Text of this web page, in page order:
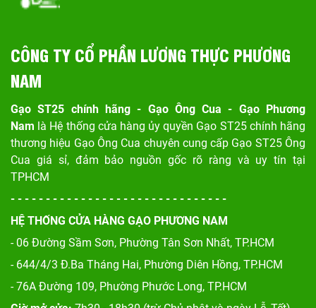
CÔNG TY CỔ PHẦN LƯƠNG THỰC PHƯƠNG
NAM
Gạo ST25 chính hãng - Gạo Ông Cua - Gạo Phương
Nam là Hệ thống cửa hàng ủy quyền Gạo ST25 chính hãng
thương hiệu Gạo Ông Cua chuyên cung cấp Gạo ST25 Ông
Cua giá sỉ, đảm bảo nguồn gốc rõ ràng và uy tín tại
TPHCM
- - - - - - - - - - - - - - - - - - - - - - - - - - - - - - -
HỆ THỐNG CỬA HÀNG GẠO PHƯƠNG NAM
- 06 Đường Sầm Sơn, Phường Tân Sơn Nhất, TP.HCM
- 644/4/3 Đ.Ba Tháng Hai, Phường Diên Hồng, TP.HCM
- 76A Đường 109, Phường Phước Long, TP.HCM